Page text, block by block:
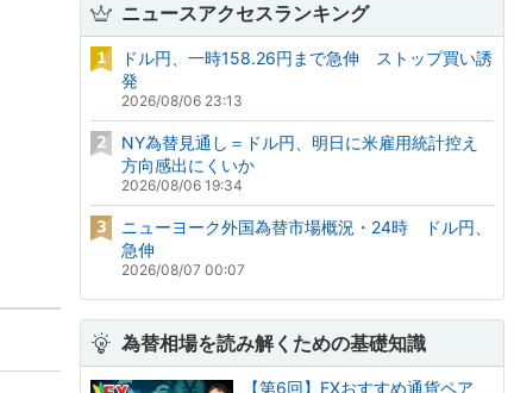
ニュースアクセスランキング
ドル円、一時158.26円まで急伸 ストップ買い誘
発
2026/08/06 23:13
NY為替見通し＝ドル円、明日に米雇用統計控え
方向感出にくいか
2026/08/06 19:34
ニューヨーク外国為替市場概況・24時 ドル円、
急伸
2026/08/07 00:07
為替相場を読み解くための基礎知識
【第6回】FXおすすめ通貨ペア